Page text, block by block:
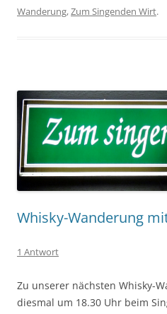
Wanderung,Zum Singenden Wirt.
Whisky-Wanderung
1 Antwort
Zu unser­er näch­sten Whisky-
dies­mal um 18.30 Uhr beim